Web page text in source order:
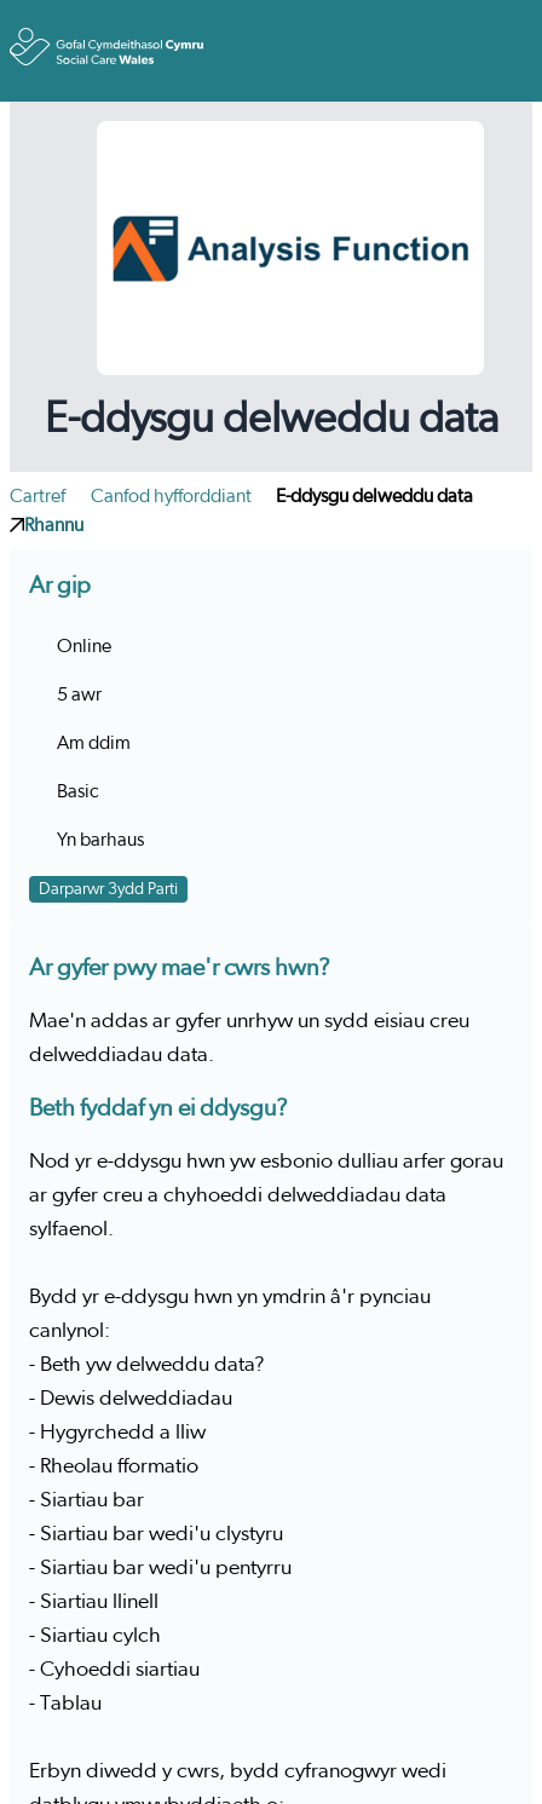
E-ddysgu delweddu data
Cartref Canfod hyfforddiant
E-ddysgu delweddu data
Rhannu
Ar gip
Online
5 awr
Am ddim
Basic
Yn barhaus
Darparwr 3ydd Parti
Ar gyfer pwy mae'r cwrs hwn?
Mae'n addas ar gyfer unrhyw un sydd eisiau creu
delweddiadau data.
Beth fyddaf yn ei ddysgu?
Nod yr e-ddysgu hwn yw esbonio dulliau arfer gorau
ar gyfer creu a chyhoeddi delweddiadau data
sylfaenol.
Bydd yr e-ddysgu hwn yn ymdrin â'r pynciau
canlynol:
- Beth yw delweddu data?
- Dewis delweddiadau
- Hygyrchedd a lliw
- Rheolau fformatio
- Siartiau bar
- Siartiau bar wedi'u clystyru
- Siartiau bar wedi'u pentyrru
- Siartiau llinell
- Siartiau cylch
- Cyhoeddi siartiau
- Tablau
Erbyn diwedd y cwrs, bydd cyfranogwyr wedi